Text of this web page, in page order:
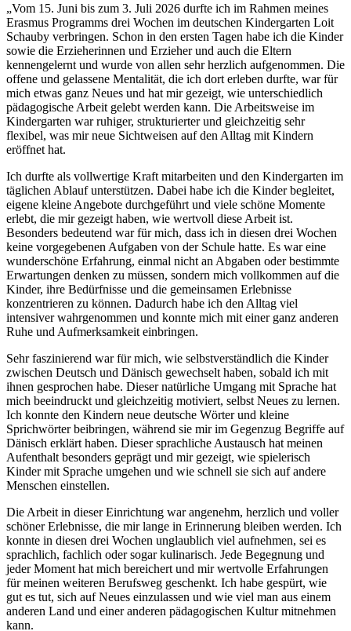
„Vom 15. Juni bis zum 3. Juli 2026 durfte ich im Rahmen meines
Erasmus Programms drei Wochen im deutschen Kindergarten Loit
Schauby verbringen. Schon in den ersten Tagen habe ich die Kinder
sowie die Erzieherinnen und Erzieher und auch die Eltern
kennengelernt und wurde von allen sehr herzlich aufgenommen. Die
offene und gelassene Mentalität, die ich dort erleben durfte, war für
mich etwas ganz Neues und hat mir gezeigt, wie unterschiedlich
pädagogische Arbeit gelebt werden kann. Die Arbeitsweise im
Kindergarten war ruhiger, strukturierter und gleichzeitig sehr
flexibel, was mir neue Sichtweisen auf den Alltag mit Kindern
eröffnet hat.
Ich durfte als vollwertige Kraft mitarbeiten und den Kindergarten im
täglichen Ablauf unterstützen. Dabei habe ich die Kinder begleitet,
eigene kleine Angebote durchgeführt und viele schöne Momente
erlebt, die mir gezeigt haben, wie wertvoll diese Arbeit ist.
Besonders bedeutend war für mich, dass ich in diesen drei Wochen
keine vorgegebenen Aufgaben von der Schule hatte. Es war eine
wunderschöne Erfahrung, einmal nicht an Abgaben oder bestimmte
Erwartungen denken zu müssen, sondern mich vollkommen auf die
Kinder, ihre Bedürfnisse und die gemeinsamen Erlebnisse
konzentrieren zu können. Dadurch habe ich den Alltag viel
intensiver wahrgenommen und konnte mich mit einer ganz anderen
Ruhe und Aufmerksamkeit einbringen.
Sehr faszinierend war für mich, wie selbstverständlich die Kinder
zwischen Deutsch und Dänisch gewechselt haben, sobald ich mit
ihnen gesprochen habe. Dieser natürliche Umgang mit Sprache hat
mich beeindruckt und gleichzeitig motiviert, selbst Neues zu lernen.
Ich konnte den Kindern neue deutsche Wörter und kleine
Sprichwörter beibringen, während sie mir im Gegenzug Begriffe auf
Dänisch erklärt haben. Dieser sprachliche Austausch hat meinen
Aufenthalt besonders geprägt und mir gezeigt, wie spielerisch
Kinder mit Sprache umgehen und wie schnell sie sich auf andere
Menschen einstellen.
Die Arbeit in dieser Einrichtung war angenehm, herzlich und voller
schöner Erlebnisse, die mir lange in Erinnerung bleiben werden. Ich
konnte in diesen drei Wochen unglaublich viel aufnehmen, sei es
sprachlich, fachlich oder sogar kulinarisch. Jede Begegnung und
jeder Moment hat mich bereichert und mir wertvolle Erfahrungen
für meinen weiteren Berufsweg geschenkt. Ich habe gespürt, wie
gut es tut, sich auf Neues einzulassen und wie viel man aus einem
anderen Land und einer anderen pädagogischen Kultur mitnehmen
kann.